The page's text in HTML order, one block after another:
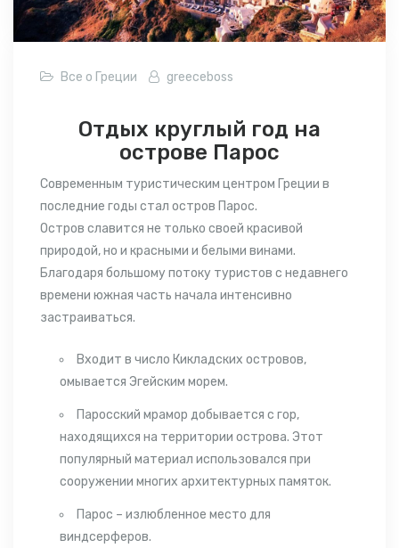
Все о Греции greeceboss
Отдых круглый год на
острове Парос
Современным туристическим центром Греции в
последние годы стал остров Парос.
Остров славится не только своей красивой
природой, но и красными и белыми винами.
Благодаря большому потоку туристов с недавнего
времени южная часть начала интенсивно
застраиваться.
Входит в число Кикладских островов,
омывается Эгейским морем.
Паросский мрамор добывается с гор,
находящихся на территории острова. Этот
популярный материал использовался при
сооружении многих архитектурных памяток.
Парос – излюбленное место для
виндсерферов.